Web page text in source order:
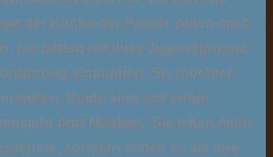
der Kirche der Parish, bitten mich
Sie hatten mit ihrer Jugendgruppe
einstudiert. Sie möchten
Beide sind seit ihrem
dort Mitglied. Sie leiten nicht
sondern sehen es als ihre